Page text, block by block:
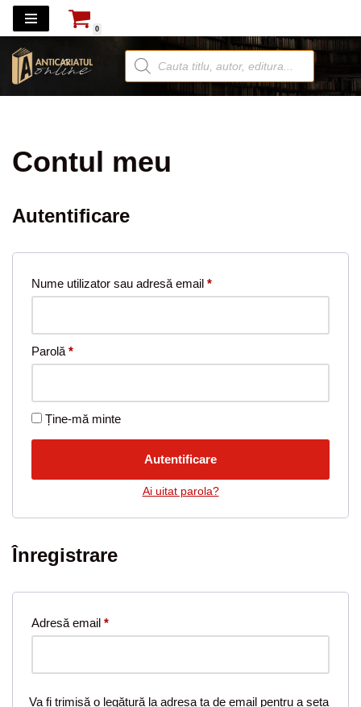
la
conținut
0
Contul meu
Autentificare
Nume utilizator sau adresă email *
Parolă*
Ține-mă minte
Autentificare
Ai uitat parola?
Înregistrare
Adresă email *
Va fi trimisă o legătură la adresa ta de email pentru a seta